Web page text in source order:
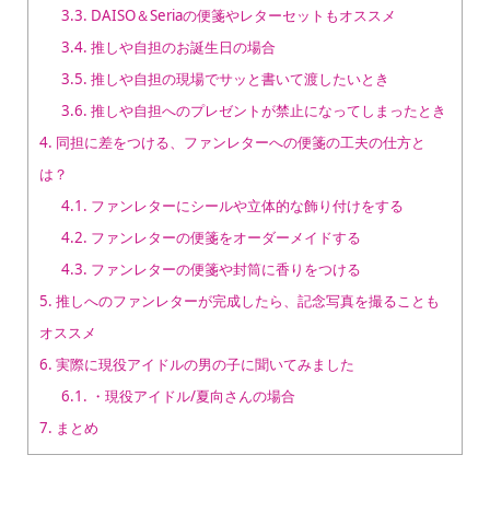
3.3. DAISO＆Seriaの便箋やレターセットもオススメ
3.4. 推しや自担のお誕生日の場合
3.5. 推しや自担の現場でサッと書いて渡したいとき
3.6. 推しや自担へのプレゼントが禁止になってしまったとき
4. 同担に差をつける、ファンレターへの便箋の工夫の仕方と
は？
4.1. ファンレターにシールや立体的な飾り付けをする
4.2. ファンレターの便箋をオーダーメイドする
4.3. ファンレターの便箋や封筒に香りをつける
5. 推しへのファンレターが完成したら、記念写真を撮ることも
オススメ
6. 実際に現役アイドルの男の子に聞いてみました
6.1. ・現役アイドル/夏向さんの場合
7. まとめ